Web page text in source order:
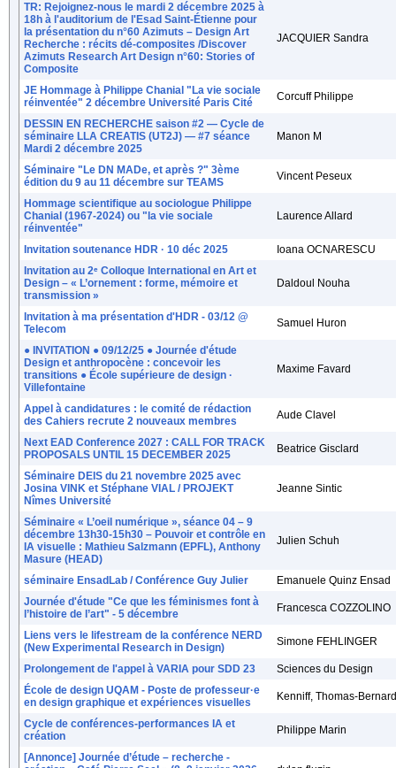
TR: Rejoignez-nous le mardi 2 décembre 2025 à
18h à l'auditorium de l'Esad Saint-Étienne pour
la présentation du n°60 Azimuts – Design Art
Recherche : récits dé-composites /Discover
Azimuts Research Art Design n°60: Stories of
Composite
JACQUIER Sandra
JE Hommage à Philippe Chanial "La vie sociale
réinventée" 2 décembre Université Paris Cité
Corcuff Philippe
DESSIN EN RECHERCHE saison #2 — Cycle de
séminaire LLA CREATIS (UT2J) — #7 séance
Mardi 2 décembre 2025
Manon M
Séminaire "Le DN MADe, et après ?" 3ème
édition du 9 au 11 décembre sur TEAMS
Vincent Peseux
Hommage scientifique au sociologue Philippe
Chanial (1967-2024) ou "la vie sociale
réinventée"
Laurence Allard
Invitation soutenance HDR · 10 déc 2025
Ioana OCNARESCU
Invitation au 2ᵉ Colloque International en Art et
Design – « L’ornement : forme, mémoire et
transmission »
Daldoul Nouha
Invitation à ma présentation d'HDR - 03/12 @
Telecom
Samuel Huron
● INVITATION ● 09/12/25 ● Journée d'étude
Design et anthropocène : concevoir les
transitions ● École supérieure de design ·
Villefontaine
Maxime Favard
Appel à candidatures : le comité de rédaction
des Cahiers recrute 2 nouveaux membres
Aude Clavel
Next EAD Conference 2027 : CALL FOR TRACK
PROPOSALS UNTIL 15 DECEMBER 2025
Beatrice Gisclard
Séminaire DEIS du 21 novembre 2025 avec
Josina VINK et Stéphane VIAL / PROJEKT
Nîmes Université
Jeanne Sintic
Séminaire « L’oeil numérique », séance 04 – 9
décembre 13h30-15h30 – Pouvoir et contrôle en
IA visuelle : Mathieu Salzmann (EPFL), Anthony
Masure (HEAD)
Julien Schuh
séminaire EnsadLab / Conférence Guy Julier
Emanuele Quinz Ensad
Journée d'étude "Ce que les féminismes font à
l’histoire de l’art" - 5 décembre
Francesca COZZOLINO
Liens vers le lifestream de la conférence NERD
(New Experimental Research in Design)
Simone FEHLINGER
Prolongement de l'appel à VARIA pour SDD 23
Sciences du Design
École de design UQAM - Poste de professeur·e
en design graphique et expériences visuelles
Kenniff, Thomas-Bernard
Cycle de conférences-performances IA et
création
Philippe Marin
[Annonce] Journée d’étude – recherche -